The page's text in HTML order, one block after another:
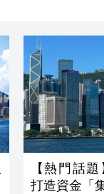
【熱門話
打造資金「